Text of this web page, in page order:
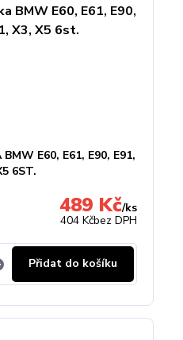
BMW E60, E61, E90, E91,
6ST.
489 Kč/ks
404 Kčbez DPH
Přidat do košíku